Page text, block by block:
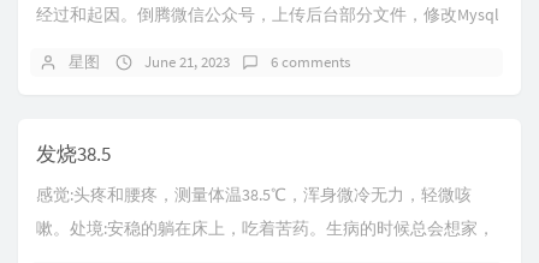
经过和起因。倒腾微信公众号，上传后台部分文件，修改Mysql
星图 June 21, 2023 6 comments
发烧38.5
感觉:头疼和腰疼，测量体温38.5℃，浑身微冷无力，轻微咳
嗽。处境:安稳的躺在床上，吃着苦药。生病的时候总会想家，